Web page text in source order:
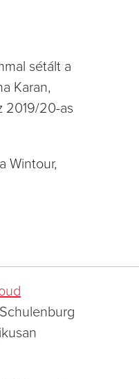
sétált a
Karan,
2019/20-as
Wintour,